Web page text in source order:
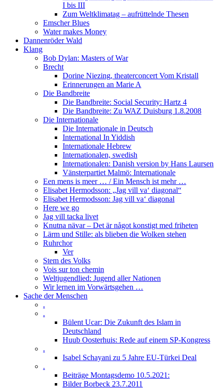
I bis III
Zum Weltklimatag – aufrüttelnde Thesen
Emscher Blues
Water makes Money
Dannenröder Wald
Klang
Bob Dylan: Masters of War
Brecht
Dorine Niezing, theaterconcert Vom Kristall
Erinnerungen an Marie A
Die Bandbreite
Die Bandbreite: Social Security: Hartz 4
Die Bandbreite: Zu WAZ Duisburg 1.8.2008
Die Internationale
Die Internationale in Deutsch
International In Yiddish
Internationale Hebrew
Internationalen, swedish
Internationalen: Danish version by Hans Laursen
Vänsterpartiet Malmö: Internationale
Een mens is meer … / Ein Mensch ist mehr …
Elisabet Hermodsson: „Jag vill va‘ diagonal“
Elisabet Hermodsson: Jag vill va‘ diagonal
Here we go
Jag vill tacka livet
Knutna nävar – Det är något konstigt med friheten
Lärm und Stille: als blieben die Wolken stehen
Ruhrchor
Ver
Stem des Volks
Vois sur ton chemin
Weltjugendlied: Jugend aller Nationen
Wir lernen im Vorwärtsgehen …
Sache der Menschen
.
.
Bülent Ucar: Die Zukunft des Islam in
Deutschland
Huub Oosterhuis: Rede auf einem SP-Kongress
.
Isabel Schayani zu 5 Jahre EU-Türkei Deal
.
Beiträge Montagsdemo 10.5.2021:
Bilder Borbeck 23.7.2011